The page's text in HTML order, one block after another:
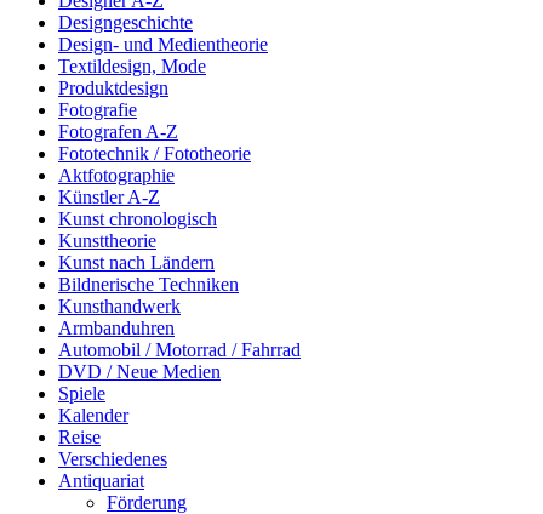
Designgeschichte
Design- und Medientheorie
Textildesign, Mode
Produktdesign
Fotografie
Fotografen A-Z
Fototechnik / Fototheorie
Aktfotographie
Künstler A-Z
Kunst chronologisch
Kunsttheorie
Kunst nach Ländern
Bildnerische Techniken
Kunsthandwerk
Armbanduhren
Automobil / Motorrad / Fahrrad
DVD / Neue Medien
Spiele
Kalender
Reise
Verschiedenes
Antiquariat
Förderung